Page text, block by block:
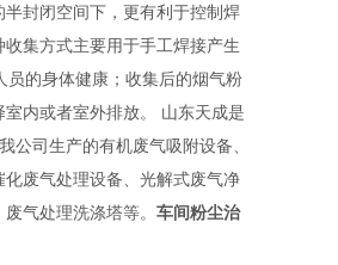
封闭空间下，更有利于控制焊
集方式主要用于手工焊接产生
员的身体健康；收集后的烟气粉
内或者室外排放。 山东天成是
司生产的有机废气吸附设备、
废气处理设备、光解式废气净
气处理洗涤塔等。 车间粉尘治